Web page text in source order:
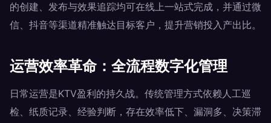
的创建、发布与效果追踪均可在线上一站式完成，并通过微
信、抖音等渠道精准触达目标客户，提升营销投入产出比。
运营效率革命：全流程数字化管理
日常运营是KTV盈利的持久战。传统管理方式依赖人工巡
检、纸质记录、经验判断，存在效率低下、漏洞多、决策滞